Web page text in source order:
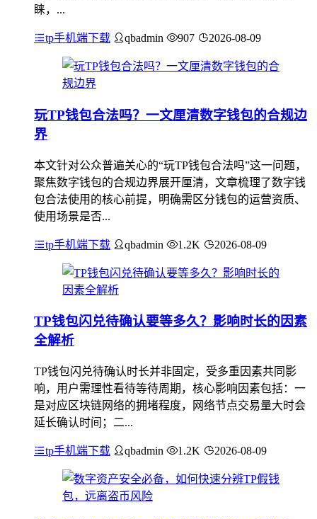
睐，...
tp手机端下载 qbadmin 907 2026-08-09
玩TP钱包合法吗？一文厘清数字钱包的合规边
界
本文针对公众普遍关心的“玩TP钱包合法吗”这一问题，
聚焦数字钱包的合规边界展开厘清，文章梳理了数字钱
包合法使用的核心前提，明确需区分钱包的运营资质、
使用场景是否...
tp手机端下载 qbadmin 1.2K 2026-08-09
TP钱包闪兑待确认要等多久？影响时长的因素
全解析
TP钱包闪兑待确认时长并非固定，受多重因素共同影
响，用户需理性看待等待周期，核心影响因素包括：一
是对应区块链网络的拥堵程度，网络节点交易量大时会
延长确认时间；二...
tp手机端下载 qbadmin 1.2K 2026-08-09